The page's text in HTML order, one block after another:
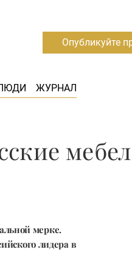
ЖУРНАЛ
Опубликуйте
мерке.
лидера в